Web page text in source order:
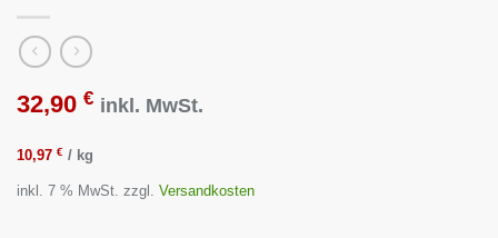
32,90 € inkl. MwSt.
10,97 € / kg
inkl. 7 % MwSt. zzgl. Versandkosten